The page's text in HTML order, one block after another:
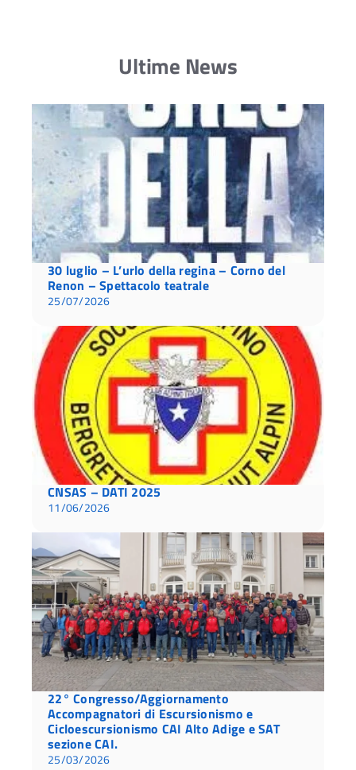
Ultime News
30 luglio – L’urlo della regina – Corno del
Renon – Spettacolo teatrale
25/07/2026
CNSAS – DATI 2025
11/06/2026
22° Congresso/Aggiornamento
Accompagnatori di Escursionismo e
Cicloescursionismo CAI Alto Adige e SAT
sezione CAI.
25/03/2026